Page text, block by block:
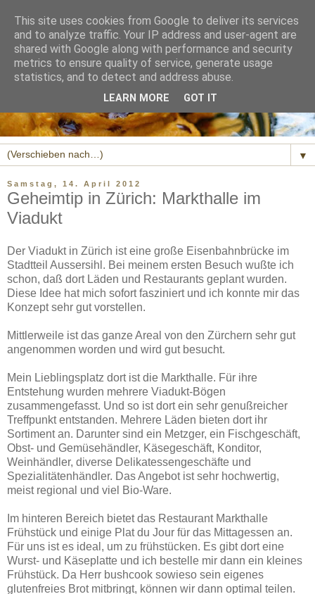
▼
Samstag, 14. April 2012
Geheimtip in Zürich: Markthalle im
Viadukt
Der Viadukt in Zürich ist eine große Eisenbahnbrücke im
Stadtteil Aussersihl. Bei meinem ersten Besuch wußte ich
schon, daß dort Läden und Restaurants geplant wurden.
Diese Idee hat mich sofort fasziniert und ich konnte mir das
Konzept sehr gut vorstellen.
Mittlerweile ist das ganze Areal von den Zürchern sehr gut
angenommen worden und wird gut besucht.
Mein Lieblingsplatz dort ist die Markthalle. Für ihre
Entstehung wurden mehrere Viadukt-Bögen
zusammengefasst. Und so ist dort ein sehr genußreicher
Treffpunkt entstanden. Mehrere Läden bieten dort ihr
Sortiment an. Darunter sind ein Metzger, ein Fischgeschäft,
Obst- und Gemüsehändler, Käsegeschäft, Konditor,
Weinhändler, diverse Delikatessengeschäfte und
Spezialitätenhändler. Das Angebot ist sehr hochwertig,
meist regional und viel Bio-Ware.
Im hinteren Bereich bietet das Restaurant Markthalle
Frühstück und einige Plat du Jour für das Mittagessen an.
Für uns ist es ideal, um zu frühstücken. Es gibt dort eine
Wurst- und Käseplatte und ich bestelle mir dann ein kleines
Frühstück. Da Herr bushcook sowieso sein eigenes
glutenfreies Brot mitbringt, können wir dann optimal teilen.
This site uses cookies from Google to deliver its services
and to analyze traffic. Your IP address and user-agent are
shared with Google along with performance and security
metrics to ensure quality of service, generate usage
statistics, and to detect and address abuse.
LEARN MORE GOT IT